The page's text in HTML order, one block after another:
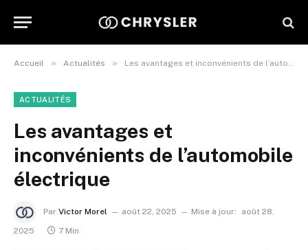
Accueil » Actualités » Les avantages et inconvénients de l’automobile électrique
ACTUALITÉS
Les avantages et
inconvénients de l’automobile
électrique
Par Victor Morel août 22, 2025 Mise à jour:
août 28,
2025
7 Min